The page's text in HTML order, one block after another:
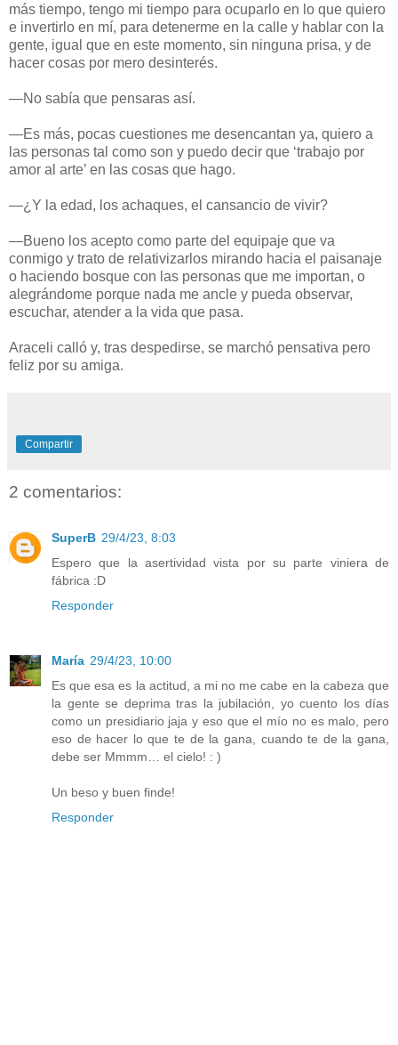
más tiempo, tengo mi tiempo para ocuparlo en lo que quiero
e invertirlo en mí, para detenerme en la calle y hablar con la
gente, igual que en este momento, sin ninguna prisa, y de
hacer cosas por mero desinterés.
—No sabía que pensaras así.
—Es más, pocas cuestiones me desencantan ya, quiero a
las personas tal como son y puedo decir que ‘trabajo por
amor al arte’ en las cosas que hago.
—¿Y la edad, los achaques, el cansancio de vivir?
—Bueno los acepto como parte del equipaje que va
conmigo y trato de relativizarlos mirando hacia el paisanaje
o haciendo bosque con las personas que me importan, o
alegrándome porque nada me ancle y pueda observar,
escuchar, atender a la vida que pasa.
Araceli calló y, tras despedirse, se marchó pensativa pero
feliz por su amiga.
Compartir
2 comentarios:
SuperB 29/4/23, 8:03
Espero que la asertividad vista por su parte viniera de
fábrica :D
Responder
María 29/4/23, 10:00
Es que esa es la actitud, a mi no me cabe en la cabeza que
la gente se deprima tras la jubilación, yo cuento los días
como un presidiario jaja y eso que el mío no es malo, pero
eso de hacer lo que te de la gana, cuando te de la gana,
debe ser Mmmm… el cielo! : )
Un beso y buen finde!
Responder